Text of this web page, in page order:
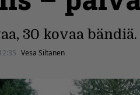
30 kovaa bändiä.
Vesa Siltanen